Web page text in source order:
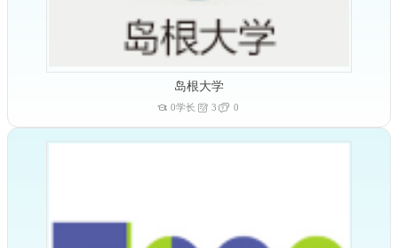
岛根大学
0学长 3 0